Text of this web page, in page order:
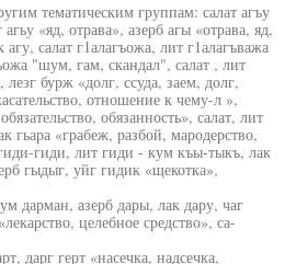
тематическим группам: салат агъу
«яд, отрава», азерб агы «отрава, яд,
салат г1алагъожа, лит г1алагъважа
"шум, гам, скандал", салат , лит
бурж «долг, ссуда, заем, долг,
отношение к чему-л »,
обязанность», салат, лит
гьара «грабеж, разбой, мародерство,
гиди, лит гиди - кум къы-тыкъ, лак
гыдыг, уйг гидик «щекотка»,
дарман, азерб дары, лак дару, чаг
целебное средство», са-
дарг герт «насечка, надсечка,